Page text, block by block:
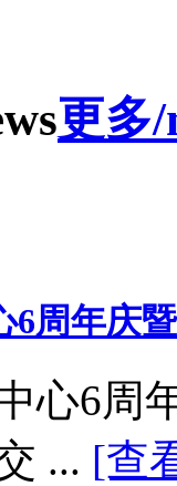
更多
6周年庆
心6周
... [查